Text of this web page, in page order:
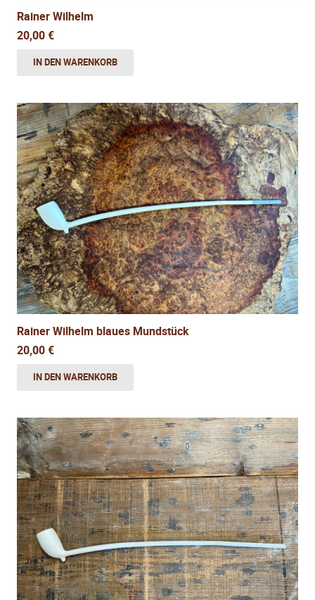
Rainer Wilhelm
20,00€
IN DEN WARENKORB
Rainer Wilhelm blaues Mundstück
20,00€
IN DEN WARENKORB